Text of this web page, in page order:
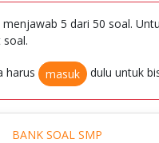
menjawab 5 dari 50 soal.
soal.
harus masuk dulu untuk
BANK SOAL SMP